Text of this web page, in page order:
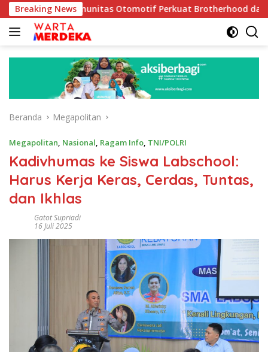
Langsung
ke
konten
Breaking News
Komunitas Otomotif Perkuat Brotherhood dan Persatuan
Beranda Megapolitan
Megapolitan, Nasional, Ragam Info, TNI/POLRI
Kadivhumas ke Siswa Labschool:
Harus Kerja Keras, Cerdas, Tuntas,
dan Ikhlas
Gatot Supriadi
16 Juli 2025